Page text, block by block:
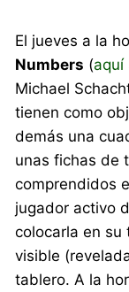
El jueves a la
Numbers (aquí
Michael
tienen como
demás una
unas fichas de
comprendidos
jugador activo
colocarla en su
visible
tablero. A la